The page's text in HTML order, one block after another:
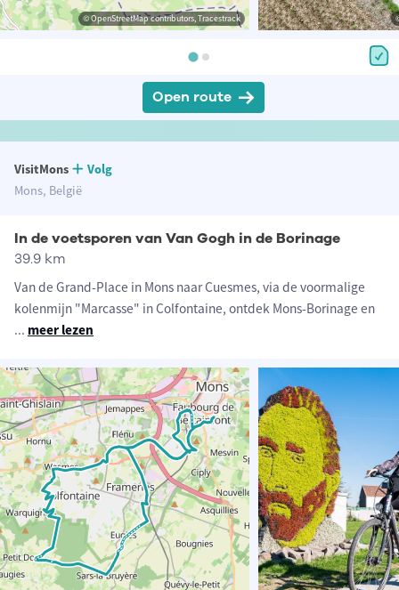
© OpenStreetMap contributors, Tracestrack
Open route
VisitMons
Volg
Mons, België
In de voetsporen van Van Gogh in de Borinage
39.9 km
Van de Grand-Place in Mons naar Cuesmes, via de voormalige
kolenmijn "Marcasse" in Colfontaine, ontdek Mons-Borinage en
... meer lezen